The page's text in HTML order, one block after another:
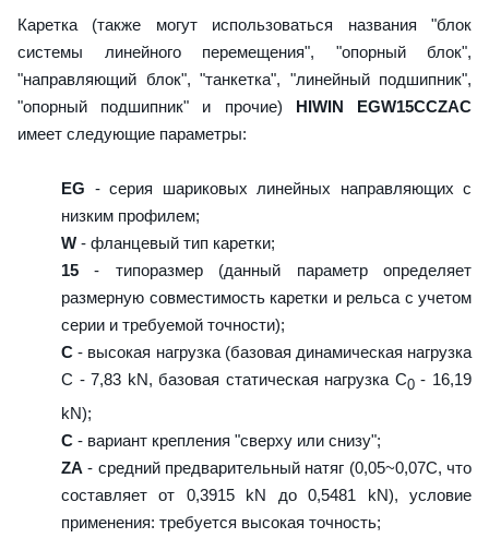
Каретка (также могут использоваться названия "блок
системы линейного перемещения", "опорный блок",
"направляющий блок", "танкетка", "линейный подшипник",
"опорный подшипник" и прочие) HIWIN EGW15CCZAC
имеет следующие параметры:
EG - серия шариковых линейных направляющих с
низким профилем;
W - фланцевый тип каретки;
15 - типоразмер (данный параметр определяет
размерную совместимость каретки и рельса с учетом
серии и требуемой точности);
C - высокая нагрузка (базовая динамическая нагрузка
C - 7,83 kN, базовая статическая нагрузка С0- 16,19
kN);
C - вариант крепления "сверху или снизу";
ZA - средний предварительный натяг (0,05~0,07C, что
составляет от 0,3915 kN до 0,5481 kN), условие
применения: требуется высокая точность;